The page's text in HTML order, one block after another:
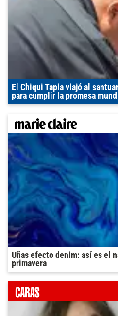
El Chiqui Tapia viajó al
para cumplir la promesa
Uñas efecto denim: así es el
primavera